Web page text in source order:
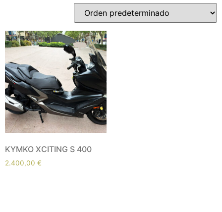
KYMKO XCITING S 400
2.400,00 €